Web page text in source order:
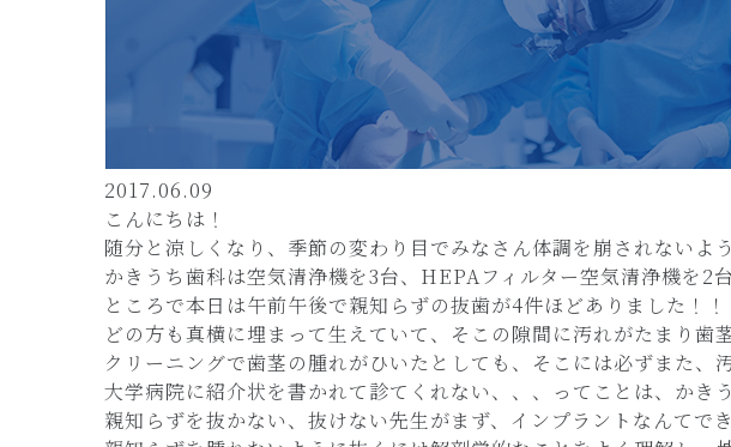
2017.06.09
こんにちは！
随分と涼しくなり、季節の変わり目でみなさん体調を崩されないよ
かきうち歯科は空気清浄機を3台、HEPAフィルター空気清浄機を2
ところで本日は午前午後で親知らずの抜歯が4件ほどありました！！
どの方も真横に埋まって生えていて、そこの隙間に汚れがたまり
クリーニングで歯茎の腫れがひいたとしても、そこには必ずまた、
大学病院に紹介状を書かれて診てくれない、、、ってことは、かき
親知らずを抜かない、抜けない先生がまず、インプラントなんてで